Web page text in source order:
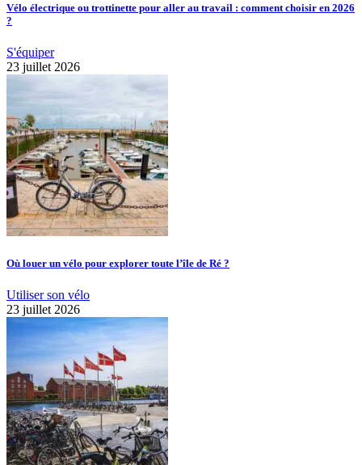
Vélo électrique ou trottinette pour aller au travail : comment choisir en 2026
?
S'équiper
23 juillet 2026
Où louer un vélo pour explorer toute l’île de Ré ?
Utiliser son vélo
23 juillet 2026